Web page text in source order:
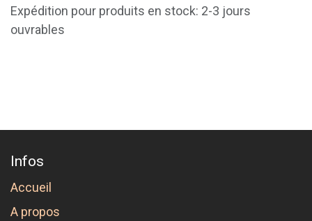
Expédition pour produits en stock: 2-3 jours
ouvrables
Infos
Accueil
A propos